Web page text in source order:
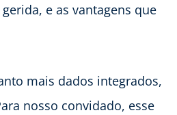
e as vantagens que
mais dados integrados,
nosso convidado, esse